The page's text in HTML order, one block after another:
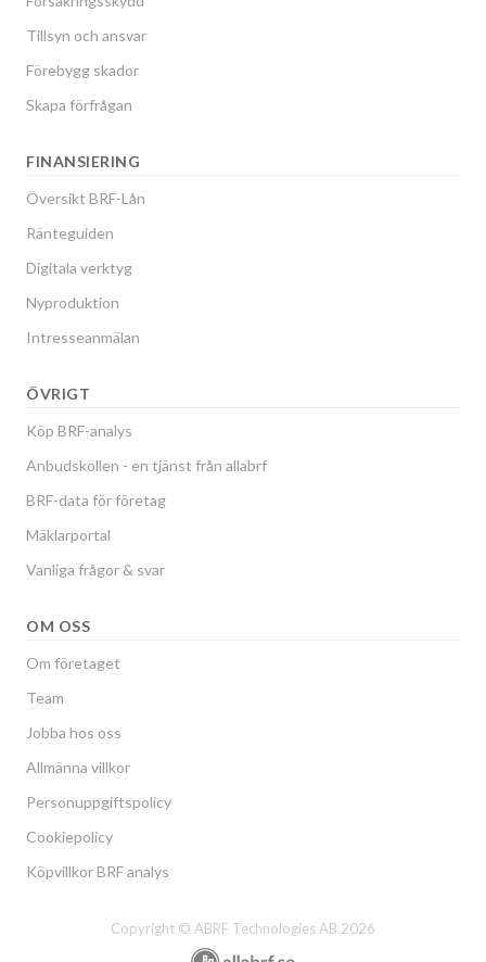
Tillsyn och ansvar
Förebygg skador
Skapa förfrågan
FINANSIERING
Översikt BRF-Lån
Ränteguiden
Digitala verktyg
Nyproduktion
Intresseanmälan
ÖVRIGT
Köp BRF-analys
Anbudskollen - en tjänst från allabrf
BRF-data för företag
Mäklarportal
Vanliga frågor & svar
OM OSS
Om företaget
Team
Jobba hos oss
Allmänna villkor
Personuppgiftspolicy
Cookiepolicy
Köpvillkor BRF analys
Copyright © ABRF Technologies AB 2026